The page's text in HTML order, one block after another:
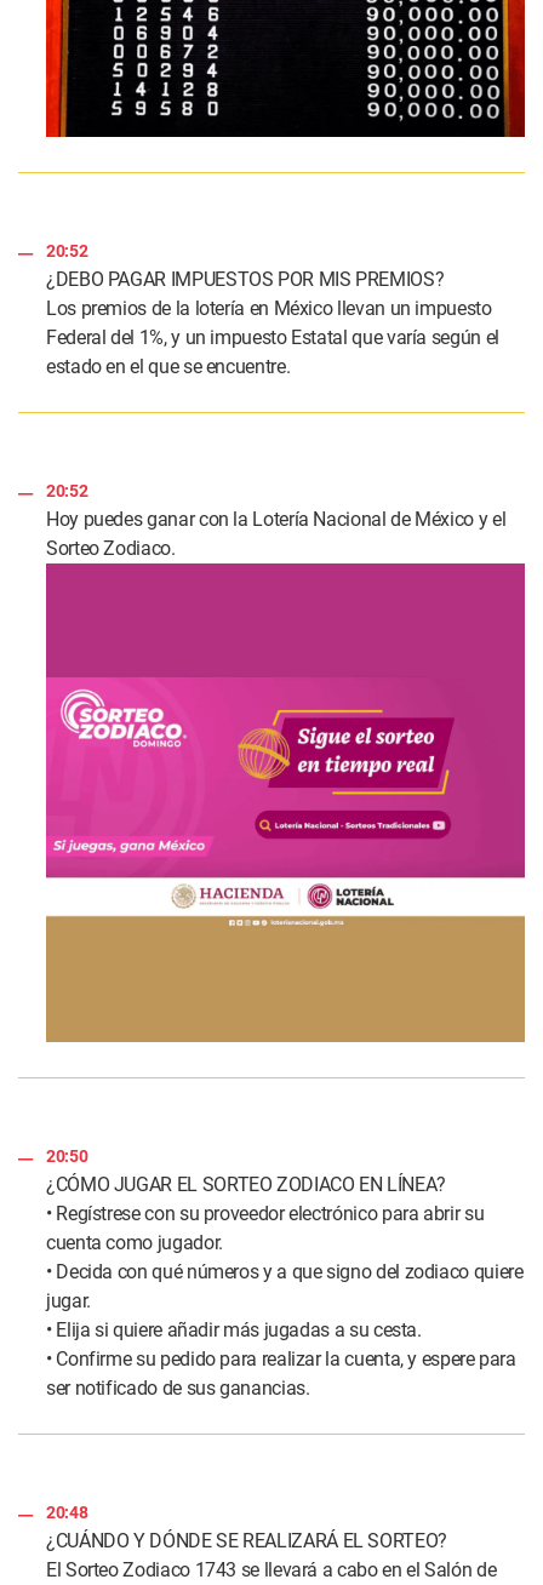
20:52
¿DEBO PAGAR IMPUESTOS POR MIS PREMIOS?
Los premios de la lotería en México llevan un impuesto
Federal del 1%, y un impuesto Estatal que varía según el
estado en el que se encuentre.
20:52
Hoy puedes ganar con la Lotería Nacional de México y el
Sorteo Zodiaco.
20:50
¿CÓMO JUGAR EL SORTEO ZODIACO EN LÍNEA?
• Regístrese con su proveedor electrónico para abrir su
cuenta como jugador.
• Decida con qué números y a que signo del zodiaco quiere
jugar.
• Elija si quiere añadir más jugadas a su cesta.
• Confirme su pedido para realizar la cuenta, y espere para
ser notificado de sus ganancias.
20:48
¿CUÁNDO Y DÓNDE SE REALIZARÁ EL SORTEO?
El Sorteo Zodiaco 1743 se llevará a cabo en el Salón de